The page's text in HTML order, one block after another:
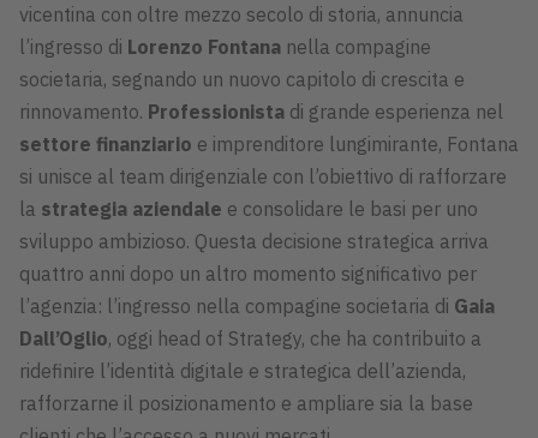
vicentina con oltre mezzo secolo di storia, annuncia
l’ingresso di Lorenzo Fontana nella compagine
societaria, segnando un nuovo capitolo di crescita e
rinnovamento. Professionista di grande esperienza nel
settore finanziario e imprenditore lungimirante, Fontana
si unisce al team dirigenziale con l’obiettivo di rafforzare
la strategia aziendale e consolidare le basi per uno
sviluppo ambizioso. Questa decisione strategica arriva
quattro anni dopo un altro momento significativo per
l’agenzia: l’ingresso nella compagine societaria di Gaia
Dall’Oglio, oggi head of Strategy, che ha contribuito a
ridefinire l’identità digitale e strategica dell’azienda,
rafforzarne il posizionamento e ampliare sia la base